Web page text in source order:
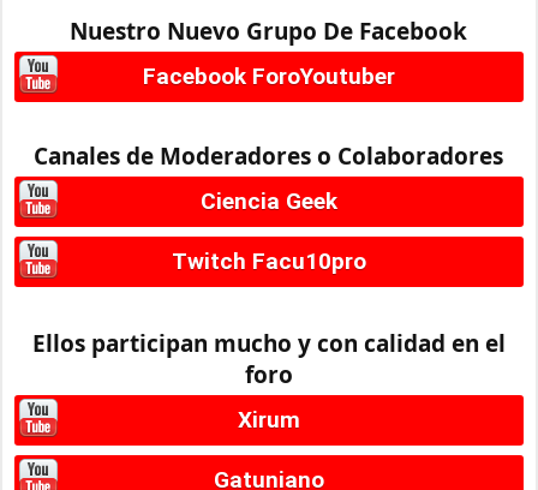
Nuestro Nuevo Grupo De Facebook
Facebook ForoYoutuber
Canales de Moderadores o Colaboradores
Ciencia Geek
Twitch Facu10pro
Ellos participan mucho y con calidad en el
foro
Xirum
Gatuniano